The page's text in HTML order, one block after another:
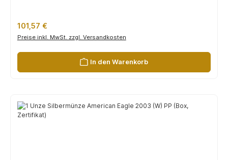
Regulärer Preis:
101,57 €
Preise inkl. MwSt. zzgl. Versandkosten
In den Warenkorb